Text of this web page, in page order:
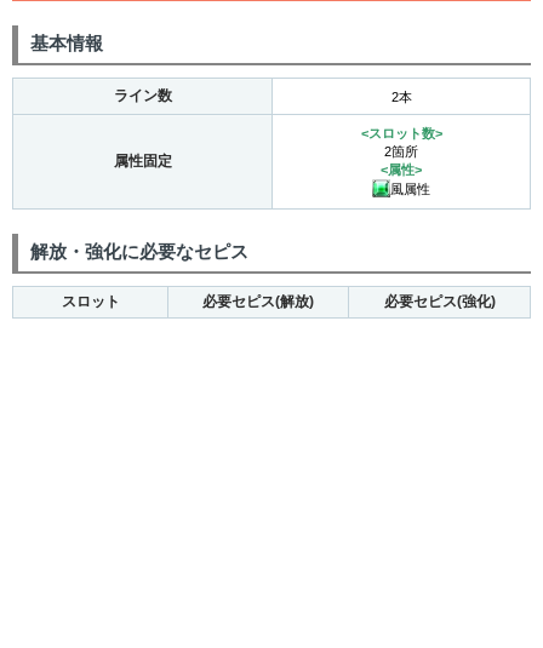
基本情報
ライン数 2本
属性固定
<スロット数>
2箇所
<属性>
風属性
解放・強化に必要なセピス
スロット 必要セピス(解放) 必要セピス(強化)